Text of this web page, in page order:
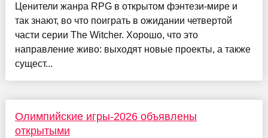
Ценители жанра RPG в открытом фэнтези-мире и
так знают, во что поиграть в ожидании четвертой
части серии The Witcher. Хорошо, что это
направление живо: выходят новые проекты, а также
сущест...
Олимпийские игры-2026 объявлены
открытыми